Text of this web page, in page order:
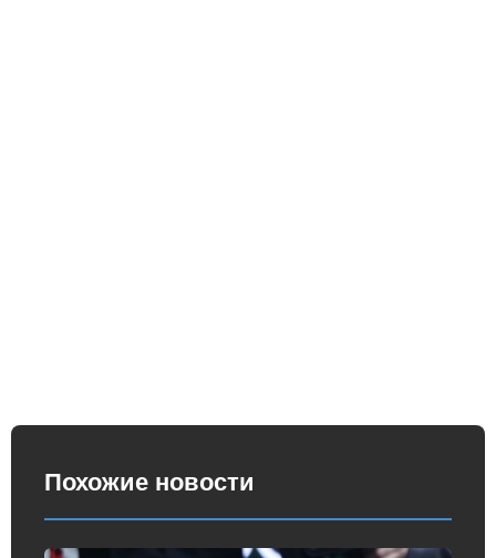
Похожие новости